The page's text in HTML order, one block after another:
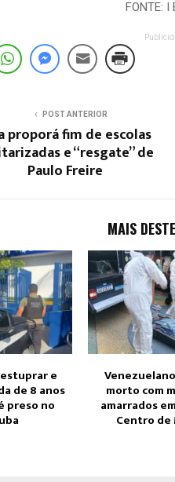
FONTE: I
POST ANTERIOR
proporá fim de escolas
e “resgate” de
Paulo Freire
MAIS
e
de 8 anos
preso no
morto com
amarrados
Centro de